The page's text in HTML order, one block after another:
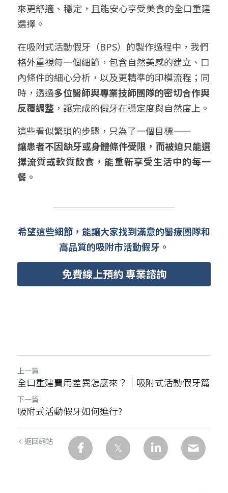
來更舒適、穩定，且能安心享受美食的全口重建
選擇。
在吸附式活動假牙（BPS）的製作過程中，我們
格外重視每一個細節，包含自然美感的建立、口
內條件的細心分析，以及更精準的印模流程；同
時，透過多位醫師與專業技師團隊的密切合作與
反覆調整 ，讓完成的假牙在穩定度與自然度上。
這些看似繁瑣的步驟，只為了一個目標——
讓患者不因缺牙或身體條件受限，而被迫只能選
擇流質或軟質飲食，能重新享受生活中的每一
餐。
希望這些細節，能讓大家找到滿意的醫療團隊和
高品質的吸附市活動假牙。
免費線上預約 專業諮詢
上一篇
全口重建費用差異怎麼來？｜吸附式活動假牙篇
下一篇
吸附式活動假牙如何進行?
返回網站